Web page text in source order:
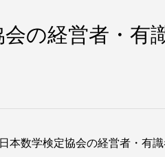
会の経営者・有
本数学検定協会の経営者・有